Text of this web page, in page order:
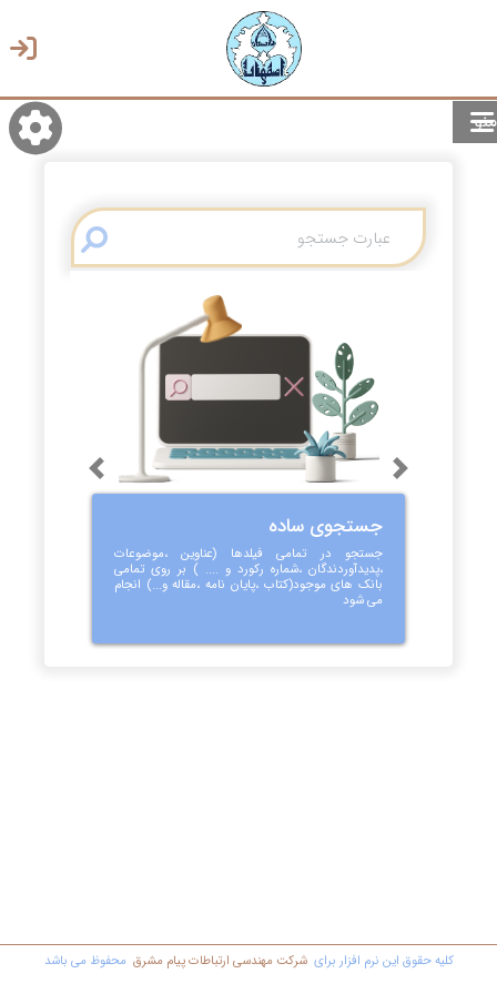
منو
انتخاب زبان
جستجوی ساده
جستجو در تمامی فیلدها (عناوین ،موضوعات
،پدیدآوردندگان ،شماره رکورد و .... ) بر روی تمامی
بانک های موجود(کتاب ،پایان نامه ،مقاله و...) انجام
می شود
Previous Next
کليه حقوق اين نرم افزار برای شرکت مهندسي ارتباطات پیام مشرق محفوظ مي باشد